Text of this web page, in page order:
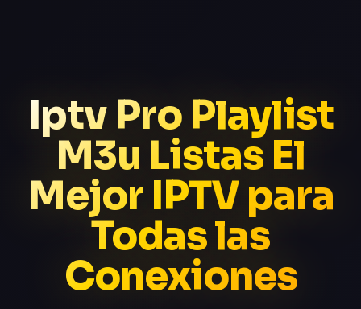
Iptv Pro Playlist
M3u Listas El
Mejor IPTV para
Todas las
Conexiones